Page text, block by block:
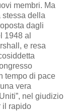
membri. Ma
stessa della
dagli
1948 al
e resa
tempo di pace
vera
nel giudizio
il rapido